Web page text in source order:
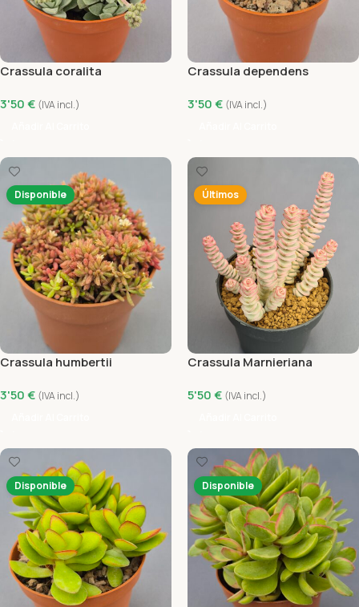
Crassula coralita
3'50€ (IVA incl.)
Crassula dependens
3'50€ (IVA incl.)
Disponible
Crassula humbertii
3'50€ (IVA incl.)
Últimos
Crassula Marnieriana
5'50€ (IVA incl.)
Disponible Disponible